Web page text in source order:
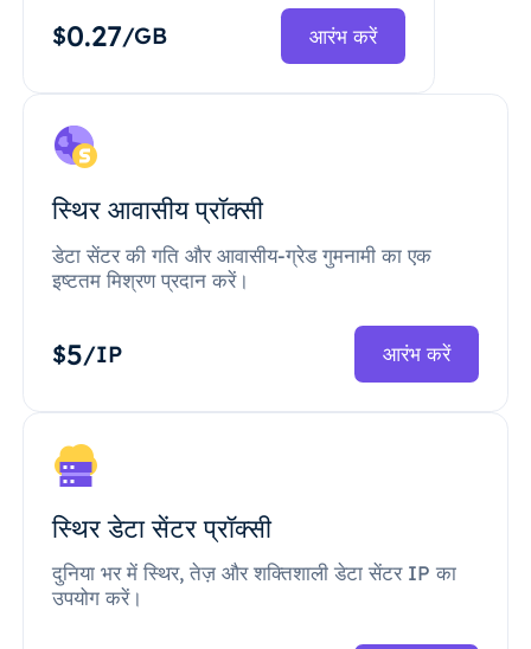
$0.27/GB आरंभ करें
स्थिर आवासीय प्रॉक्सी
डेटा सेंटर की गति और आवासीय-ग्रेड गुमनामी का एक
इष्टतम मिश्रण प्रदान करें।
$5/IP आरंभ करें
स्थिर डेटा सेंटर प्रॉक्सी
दुनिया भर में स्थिर, तेज़ और शक्तिशाली डेटा सेंटर IP का
उपयोग करें।